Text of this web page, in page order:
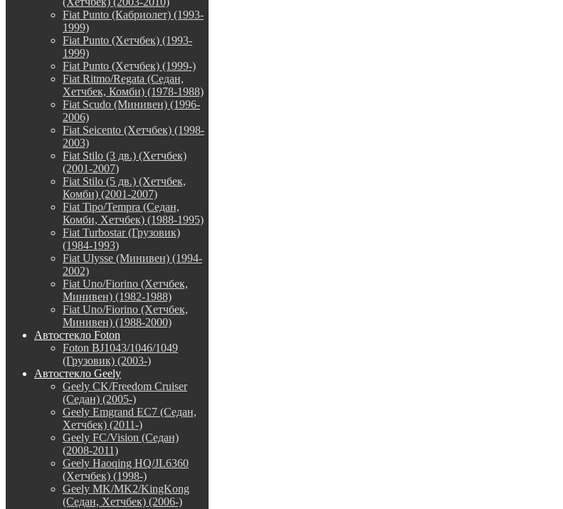
Fiat Punto (Кабриолет) (1993-
1999)
Fiat Punto (Хетчбек) (1993-
1999)
Fiat Punto (Хетчбек) (1999-)
Fiat Ritmo/Regata (Седан,
Хетчбек, Комби) (1978-1988)
Fiat Scudo (Минивен) (1996-
2006)
Fiat Seicento (Хетчбек) (1998-
2003)
Fiat Stilo (3 дв.) (Хетчбек)
(2001-2007)
Fiat Stilo (5 дв.) (Хетчбек,
Комби) (2001-2007)
Fiat Tipo/Tempra (Седан,
Комби, Хетчбек) (1988-1995)
Fiat Turbostar (Грузовик)
(1984-1993)
Fiat Ulysse (Минивен) (1994-
2002)
Fiat Uno/Fiorino (Хетчбек,
Минивен) (1982-1988)
Fiat Uno/Fiorino (Хетчбек,
Минивен) (1988-2000)
Автостекло Foton
Foton BJ1043/1046/1049
(Грузовик) (2003-)
Автостекло Geely
Geely CK/Freedom Cruiser
(Седан) (2005-)
Geely Emgrand EC7 (Седан,
Хетчбек) (2011-)
Geely FC/Vision (Седан)
(2008-2011)
Geely Haoqing HQ/JL6360
(Хетчбек) (1998-)
Geely MK/MK2/KingKong
(Седан, Хетчбек) (2006-)